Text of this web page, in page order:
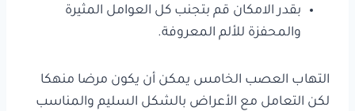
بقدر الامكان قم بتجنب كل العوامل المثيرة
والمحفزة للألم المعروفة.
التهاب العصب الخامس يمكن أن يكون مرضا منهكا
لكن التعامل مع الأعراض بالشكل السليم والمناسب